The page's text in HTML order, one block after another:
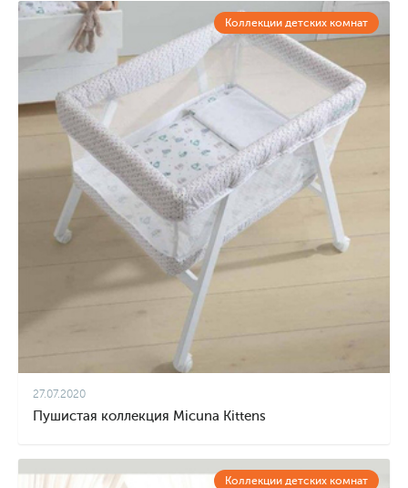
Коллекции детских комнат
27.07.2020
Пушистая коллекция Micuna Kittens
Коллекции детских комнат